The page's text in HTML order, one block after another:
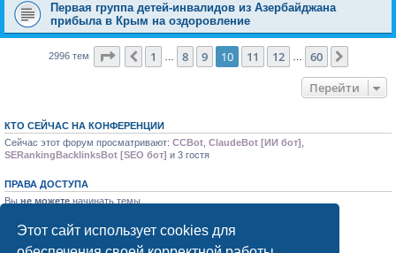
Этот сайт использует cookies для
Первая группа детей-инвалидов из Азербайджана
прибыла в Крым на оздоровление
2996 тем Страница 10из60
Пред.
1 8 9 10 11 12 60
Перейти
КТО СЕЙЧАС НА КОНФЕРЕНЦИИ
Сейчас этот форум просматривают: CCBot ClaudeBot [ИИ бот]
SERankingBacklinksBot [SEO бот] и 3 гостя
ПРАВА ДОСТУПА
Вы не можете начинать темы
Выне можетередактировать свои сообщения
Выне можетеудалять свои сообщения
Выне можетедобавлять вложения